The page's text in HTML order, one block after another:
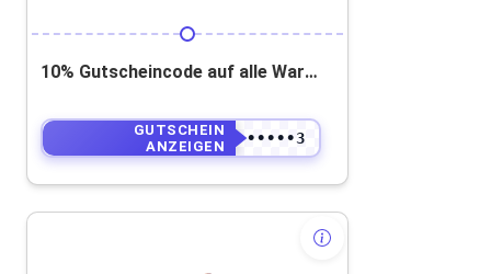
10% Gutscheincode auf alle Waren (Nicht auf die Versandkosten anzuwenden)
GUTSCHEIN
ANZEIGEN••••••••••3